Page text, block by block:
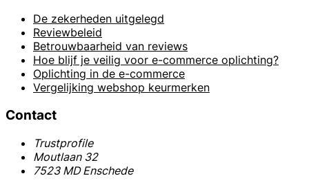
De zekerheden uitgelegd
Reviewbeleid
Betrouwbaarheid van reviews
Hoe blijf je veilig voor e-commerce oplichting?
Oplichting in de e-commerce
Vergelijking webshop keurmerken
Contact
Trustprofile
Moutlaan 32
7523 MD Enschede